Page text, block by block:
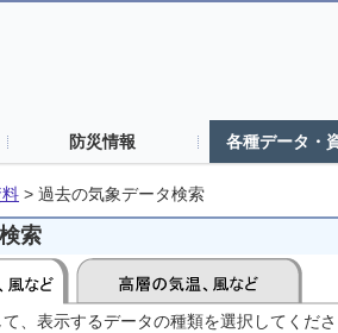
防災情報 各種データ・
> 過去の気象データ検索
索
、表示するデータの種類を選択してくだ